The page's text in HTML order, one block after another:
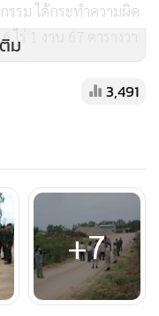
หาว่า บุกรุกครอบครอง
าหนองกระทิง
รื่องจักรเกินกว่าที่ขอ
พียง 192.5 แรงม้า เจ้า
ตราโทษปรับไม่เกิน
ผู้ประกอบการได้ทำการ
กุดฉนวน โดยทำการ
ม
3,491
+7